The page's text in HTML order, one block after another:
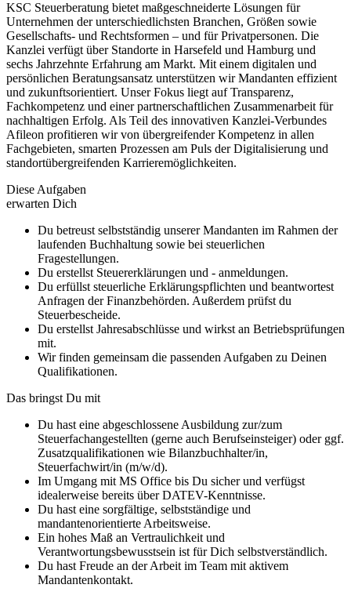
KSC Steuerberatung bietet maßgeschneiderte Lösungen für
Unternehmen der unterschiedlichsten Branchen, Größen sowie
Gesellschafts- und Rechtsformen – und für Privatpersonen. Die
Kanzlei verfügt über Standorte in Harsefeld und Hamburg und
sechs Jahrzehnte Erfahrung am Markt. Mit einem digitalen und
persönlichen Beratungsansatz unterstützen wir Mandanten effizient
und zukunftsorientiert. Unser Fokus liegt auf Transparenz,
Fachkompetenz und einer partnerschaftlichen Zusammenarbeit für
nachhaltigen Erfolg. Als Teil des innovativen Kanzlei-Verbundes
Afileon profitieren wir von übergreifender Kompetenz in allen
Fachgebieten, smarten Prozessen am Puls der Digitalisierung und
standortübergreifenden Karrieremöglichkeiten.
Diese Aufgaben
erwarten Dich
Du betreust selbstständig unserer Mandanten im Rahmen der
laufenden Buchhaltung sowie bei steuerlichen
Fragestellungen.
Du erstellst Steuererklärungen und - anmeldungen.
Du erfüllst steuerliche Erklärungspflichten und beantwortest
Anfragen der Finanzbehörden. Außerdem prüfst du
Steuerbescheide.
Du erstellst Jahresabschlüsse und wirkst an Betriebsprüfungen
mit.
Wir finden gemeinsam die passenden Aufgaben zu Deinen
Qualifikationen.
Das bringst Du mit
Du hast eine abgeschlossene Ausbildung zur/zum
Steuerfachangestellten (gerne auch Berufseinsteiger) oder ggf.
Zusatzqualifikationen wie Bilanzbuchhalter/in,
Steuerfachwirt/in (m/w/d).
Im Umgang mit MS Office bis Du sicher und verfügst
idealerweise bereits über DATEV-Kenntnisse.
Du hast eine sorgfältige, selbstständige und
mandantenorientierte Arbeitsweise.
Ein hohes Maß an Vertraulichkeit und
Verantwortungsbewusstsein ist für Dich selbstverständlich.
Du hast Freude an der Arbeit im Team mit aktivem
Mandantenkontakt.